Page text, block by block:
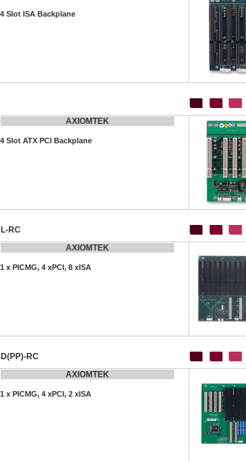
4 Slot ISA Backplane
AXIOMTEK
4 Slot ATX PCI Backplane
RC
AXIOMTEK
1 x PICMG, 4 xPCI, 8 xISA
RC
AXIOMTEK
1 x PICMG, 4 xPCI, 2 xISA